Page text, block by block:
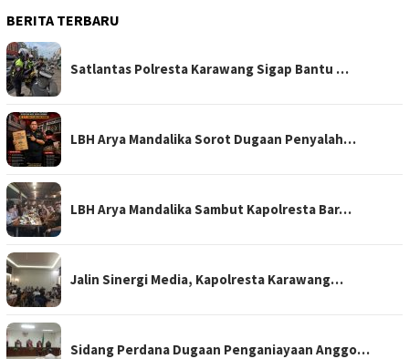
BERITA TERBARU
Satlantas Polresta Karawang Sigap Bantu …
LBH Arya Mandalika Sorot Dugaan Penyalah…
LBH Arya Mandalika Sambut Kapolresta Bar…
Jalin Sinergi Media, Kapolresta Karawang…
Sidang Perdana Dugaan Penganiayaan Anggo…